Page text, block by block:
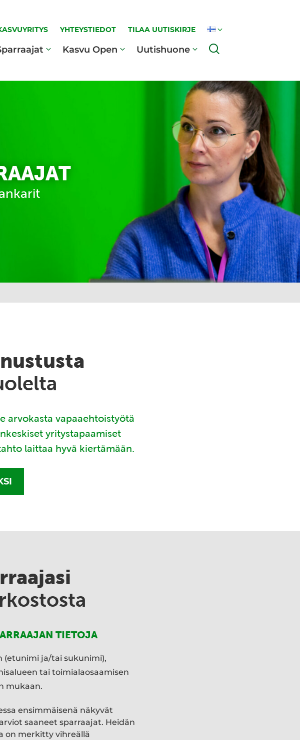
YHTEYSTIEDOT TILAA UUTISKIRJE
Kasvu Open Uutishuone
arvokasta vapaaehtoistyötä
yritystapaamiset
laittaa hyvä kiertämään.
TIETOJA
(etunimi ja/tai sukunimi),
tai toimialaosaamisen
mukaan.
ensimmäisenä näkyvät
saaneet sparraajat. Heidän
on merkitty vihreällä